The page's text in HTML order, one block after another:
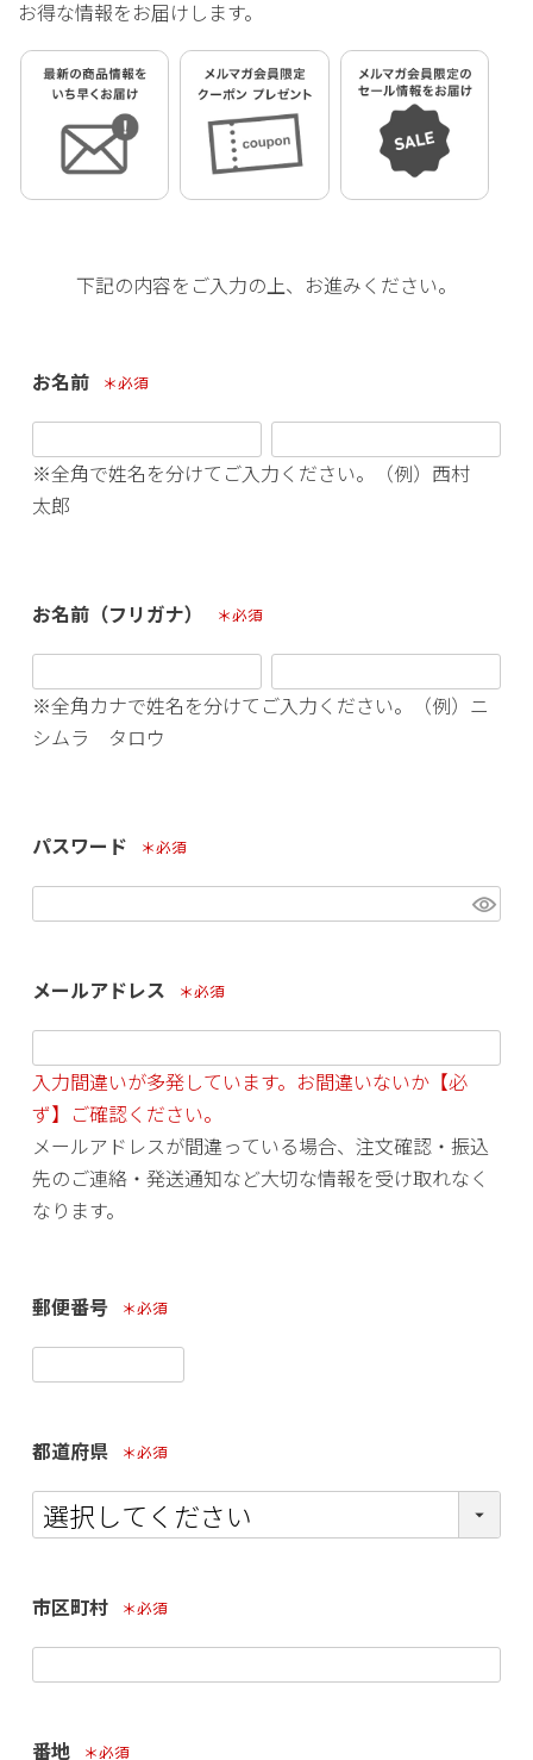
お得な情報をお届けします。
下記の内容をご入力の上、お進みください。
お名前
※全角で姓名を分けてご入力ください。（例）西村
太郎
お名前（フリガナ）
※全角カナで姓名を分けてご入力ください。（例）ニ
シムラ タロウ
パスワード
メールアドレス
入力間違いが多発しています。お間違いないか【必
ず】ご確認ください。
メールアドレスが間違っている場合、注文確認・振込
先のご連絡・発送通知など大切な情報を受け取れなく
なります。
郵便番号
都道府県
市区町村
番地